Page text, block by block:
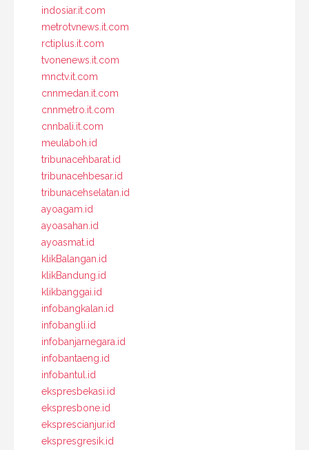
indosiar.it.com
metrotvnews.it.com
rctiplus.it.com
tvonenews.it.com
mnctv.it.com
cnnmedan.it.com
cnnmetro.it.com
cnnbali.it.com
meulaboh.id
tribunacehbarat.id
tribunacehbesar.id
tribunacehselatan.id
ayoagam.id
ayoasahan.id
ayoasmat.id
klikBalangan.id
klikBandung.id
klikbanggai.id
infobangkalan.id
infobangli.id
infobanjarnegara.id
infobantaeng.id
infobantul.id
ekspresbekasi.id
ekspresbone.id
eksprescianjur.id
ekspresgresik.id